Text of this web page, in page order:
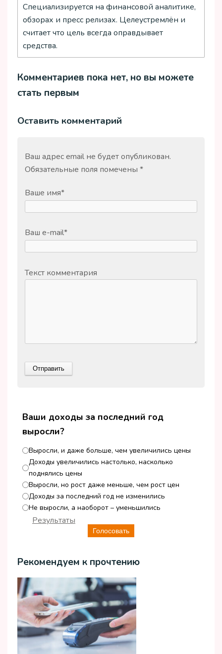
Специализируется на финансовой аналитике,
обзорах и пресс релизах. Целеустремлён и
считает что цель всегда оправдывает
средства.
Комментариев пока нет, но вы можете
стать первым
Оставить комментарий
Ваш адрес email не будет опубликован.
Обязательные поля помечены *
Ваше имя*
Ваш e-mail*
Текст комментария
Ваши доходы за последний год
выросли?
Выросли, и даже больше, чем увеличились цены
Доходы увеличились настолько, насколько
поднялись цены
Выросли, но рост даже меньше, чем рост цен
Доходы за последний год не изменились
Не выросли, а наоборот – уменьшились
Голосовать
Результаты
Рекомендуем к прочтению